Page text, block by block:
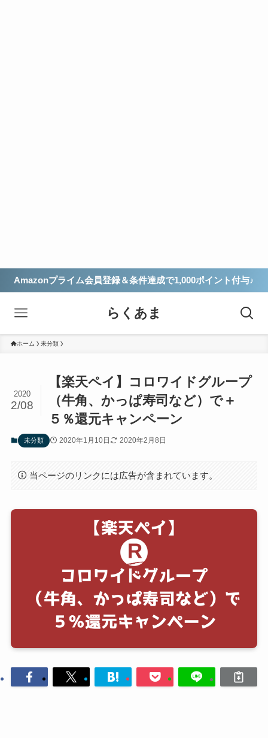
Amazonプライム会員登録＆条件達成で1,000ポイント付与♪
らくあま
ホーム 未分類
【楽天ペイ】コロワイドグループ
（牛角、かっぱ寿司など）で＋
５％還元キャンペーン
2020
2/08
未分類 2020年1月10日 2020年2月8日
当ページのリンクには広告が含まれています。